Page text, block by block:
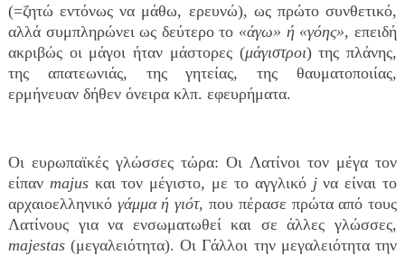
(=ζητώ εντόνως να μάθω, ερευνώ), ως πρώτο συνθετικό,
αλλά συμπληρώνει ως δεύτερο το «άγω» ή «γόης», επειδή
ακριβώς οι μάγοι ήταν μάστορες (μάγιστροι) της πλάνης,
της απατεωνιάς, της γητείας, της θαυματοποιίας,
ερμήνευαν δήθεν όνειρα κλπ. εφευρήματα.
Οι ευρωπαϊκές γλώσσες τώρα: Οι Λατίνοι τον μέγα τον
είπαν majusκαι τον μέγιστο, με το αγγλικό jνα είναι το
αρχαιοελληνικό γάμμα ή γιότ, που πέρασε πρώτα από τους
Λατίνους για να ενσωματωθεί και σε άλλες γλώσσες,
majestas(μεγαλειότητα). Οι Γάλλοι την μεγαλειότητα την